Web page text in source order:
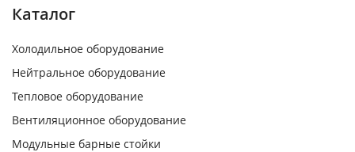
Каталог
Холодильное оборудование
Нейтральное оборудование
Тепловое оборудование
Вентиляционное оборудование
Модульные барные стойки